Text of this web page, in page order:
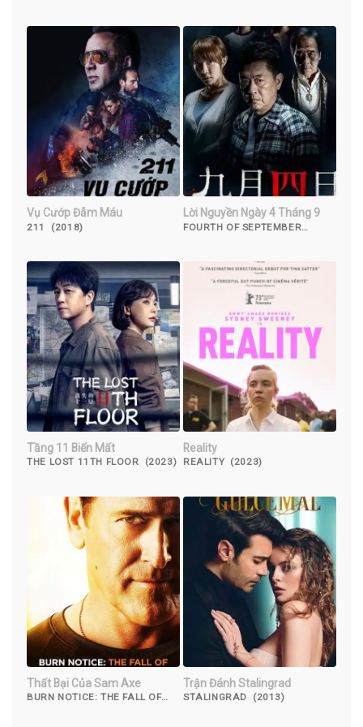
Vụ Cướp Đẫm Máu
211 (2018)
Lời Nguyền Ngày 4 Tháng 9
FOURTH OF SEPTEMBER
Tầng 11 Biến Mất
THE LOST 11TH FLOOR (2023)
Reality
REALITY (2023)
Thất Bại Của Sam Axe
BURN NOTICE: THE FALL OF
Trận Đánh Stalingrad
STALINGRAD (2013)